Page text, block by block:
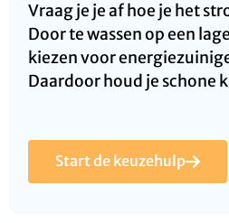
Vraag je je af hoe je het
Door te wassen op een
kiezen voor
Daardoor houd je schone
Start de keuzehulp